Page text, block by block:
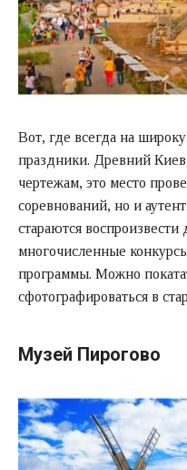
Вот, где всегда на
праздники. Древний
чертежам, это место
соревнований, но и
стараются
многочисленные
программы. Можно
сфотографироваться в
Музей Пирогово